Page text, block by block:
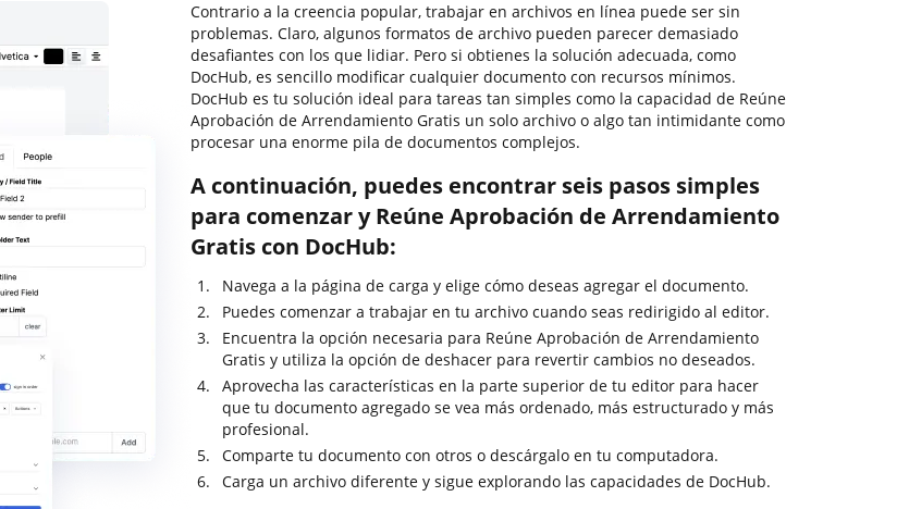
Contrario a la creencia popular, trabajar en archivos en línea puede ser sin
problemas. Claro, algunos formatos de archivo pueden parecer demasiado
desafiantes con los que lidiar. Pero si obtienes la solución adecuada, como
DocHub, es sencillo modificar cualquier documento con recursos mínimos.
DocHub es tu solución ideal para tareas tan simples como la capacidad de Reúne
Aprobación de Arrendamiento Gratis un solo archivo o algo tan intimidante como
procesar una enorme pila de documentos complejos.
A continuación, puedes encontrar seis pasos simples
para comenzar y Reúne Aprobación de Arrendamiento
Gratis con DocHub:
Navega a la página de carga y elige cómo deseas agregar el documento.
Puedes comenzar a trabajar en tu archivo cuando seas redirigido al editor.
Encuentra la opción necesaria para Reúne Aprobación de Arrendamiento
Gratis y utiliza la opción de deshacer para revertir cambios no deseados.
Aprovecha las características en la parte superior de tu editor para hacer
que tu documento agregado se vea más ordenado, más estructurado y más
profesional.
Comparte tu documento con otros o descárgalo en tu computadora.
Carga un archivo diferente y sigue explorando las capacidades de DocHub.